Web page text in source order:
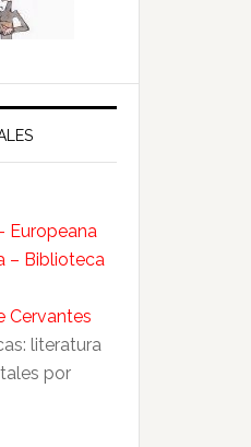
Europeana
– Biblioteca
Cervantes
literatura
por